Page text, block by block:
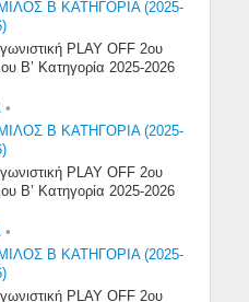
Β ΚΑΤΗΓΟΡΙΑ (2025-
PLAY OFF 2ου
Β’ Κατηγορία 2025-2026
•
Β ΚΑΤΗΓΟΡΙΑ (2025-
PLAY OFF 2ου
Β’ Κατηγορία 2025-2026
•
Β ΚΑΤΗΓΟΡΙΑ (2025-
PLAY OFF 2ου